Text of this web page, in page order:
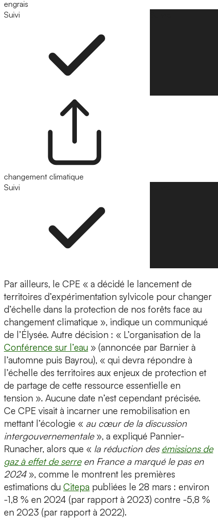
engrais
Suivi
changement climatique
Suivi
Par ailleurs, le CPE « a décidé le lancement de
territoires d’expérimentation sylvicole pour changer
d’échelle dans la protection de nos forêts face au
changement climatique », indique un communiqué
de l’Élysée. Autre décision : « L’organisation de la
Conférence sur l’eau » (annoncée par Barnier à
l’automne puis Bayrou), « qui devra répondre à
l’échelle des territoires aux enjeux de protection et
de partage de cette ressource essentielle en
tension ». Aucune date n’est cependant précisée.
Ce CPE visait à incarner une remobilisation en
mettant l’écologie « au cœur de la discussion
intergouvernementale», a expliqué Pannier-
Runacher, alors que « la réduction des émissions de
gaz à effet de serreen France a marqué le pas en
2024 », comme le montrent les premières
estimations du Citepa publiées le 28 mars : environ
-1,8 % en 2024 (par rapport à 2023) contre -5,8 %
en 2023 (par rapport à 2022).